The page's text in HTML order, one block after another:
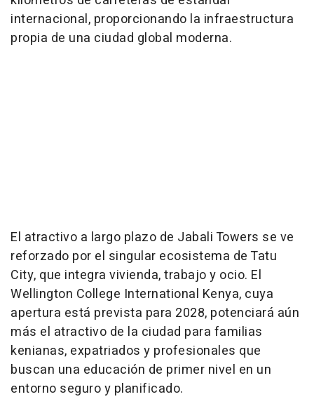
internacional, proporcionando la infraestructura
propia de una ciudad global moderna.
El atractivo a largo plazo de Jabali Towers se ve
reforzado por el singular ecosistema de Tatu
City, que integra vivienda, trabajo y ocio. El
Wellington College International Kenya, cuya
apertura está prevista para 2028, potenciará aún
más el atractivo de la ciudad para familias
kenianas, expatriados y profesionales que
buscan una educación de primer nivel en un
entorno seguro y planificado.